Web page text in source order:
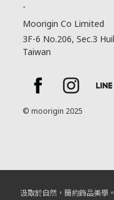
-
Moorigin Co Limited
3F-6 No.206, Sec.3
Taiwan
© moorigin 2025
汲取於自然，簡約飾品美